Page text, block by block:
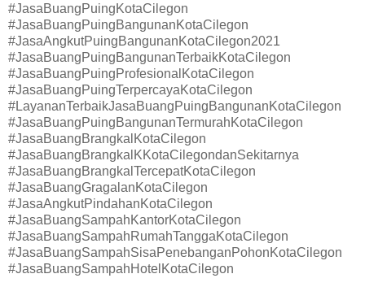
#JasaBuangPuingKotaCilegon
#JasaBuangPuingBangunanKotaCilegon
#JasaAngkutPuingBangunanKotaCilegon2021
#JasaBuangPuingBangunanTerbaikKotaCilegon
#JasaBuangPuingProfesionalKotaCilegon
#JasaBuangPuingTerpercayaKotaCilegon
#LayananTerbaikJasaBuangPuingBangunanKotaCilegon
#JasaBuangPuingBangunanTermurahKotaCilegon
#JasaBuangBrangkalKotaCilegon
#JasaBuangBrangkalKKotaCilegondanSekitarnya
#JasaBuangBrangkalTercepatKotaCilegon
#JasaBuangGragalanKotaCilegon
#JasaAngkutPindahanKotaCilegon
#JasaBuangSampahKantorKotaCilegon
#JasaBuangSampahRumahTanggaKotaCilegon
#JasaBuangSampahSisaPenebanganPohonKotaCilegon
#JasaBuangSampahHotelKotaCilegon